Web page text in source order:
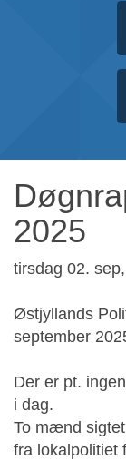
2025
tirsdag 02.
Østjyllands
september
Der er pt.
i dag.
To mænd
fra lokalpolitiet